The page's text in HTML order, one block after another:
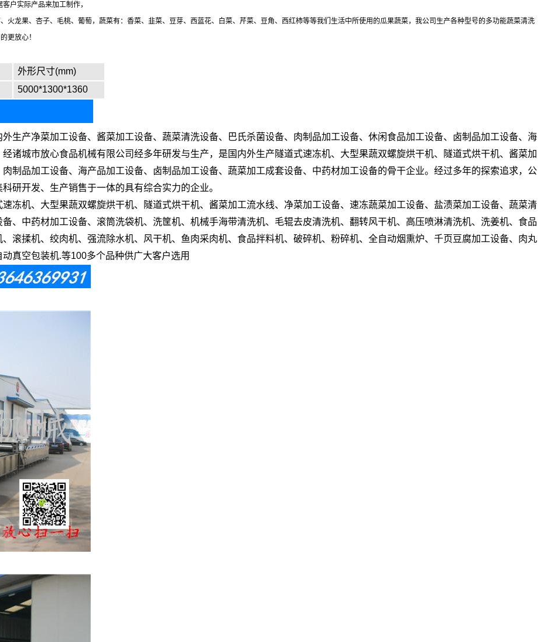
户实际产品来加工制作，
火龙果、杏子、毛桃、葡萄，蔬菜有：香菜、韭菜、豆芽、西蓝花、白菜、芹菜、豆角、西红柿等等我们生活中所使用的瓜果蔬菜，我公司生产各种型号的多功能蔬菜清洗
更放心！
外形尺寸(mm)
5000*1300*1360
生产净菜加工设备、酱菜加工设备、蔬菜清洗设备、巴氏杀菌设备、肉制品加工设备、休闲食品加工设备、卤制品加工设备、海
诸城市放心食品机械有限公司经多年研发与生产，是国内外生产隧道式速冻机、大型果蔬双螺旋烘干机、隧道式烘干机、酱菜加
制品加工设备、海产品加工设备、卤制品加工设备、蔬菜加工成套设备、中药材加工设备的骨干企业。经过多年的探索追求，公
研开发、生产销售于一体的具有综合实力的企业。
冻机、大型果蔬双螺旋烘干机、隧道式烘干机、酱菜加工流水线、净菜加工设备、速冻蔬菜加工设备、盐渍菜加工设备、蔬菜清
、中药材加工设备、滚筒洗袋机、洗筐机、机械手海带清洗机、毛辊去皮清洗机、翻转风干机、高压喷淋清洗机、洗姜机、食品
滚揉机、绞肉机、强流除水机、风干机、鱼肉采肉机、食品拌料机、破碎机、粉碎机、全自动烟熏炉、千页豆腐加工设备、肉丸
真空包装机.等100多个品种供广大客户选用